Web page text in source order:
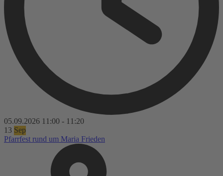
05.09.2026 11:00 - 11:20
13 Sep
Pfarrfest rund um Maria Frieden